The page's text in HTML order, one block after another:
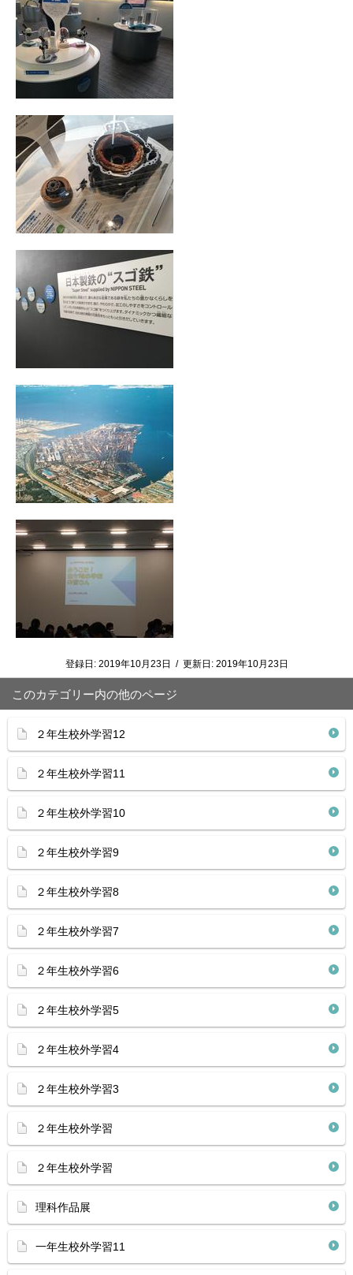
登録日: 2019年10月23日 / 更新日: 2019年10月23日
このカテゴリー内の他のページ
２年生校外学習12
２年生校外学習11
２年生校外学習10
２年生校外学習9
２年生校外学習8
２年生校外学習7
２年生校外学習6
２年生校外学習5
２年生校外学習4
２年生校外学習3
２年生校外学習
２年生校外学習
理科作品展
一年生校外学習11